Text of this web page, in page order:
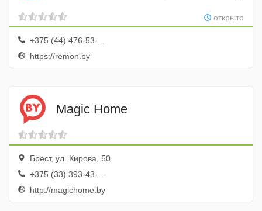
открыто
+375 (44) 476-53-...
https://remon.by
Magic Home
Брест, ул. Кирова, 50
+375 (33) 393-43-...
http://magichome.by